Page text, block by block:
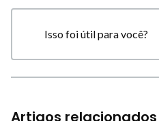
Isso foi útil para você?
Artigos relacionados